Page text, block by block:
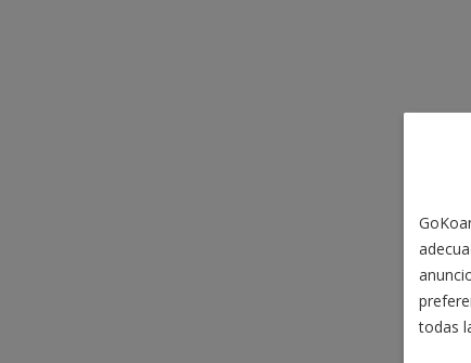
todas